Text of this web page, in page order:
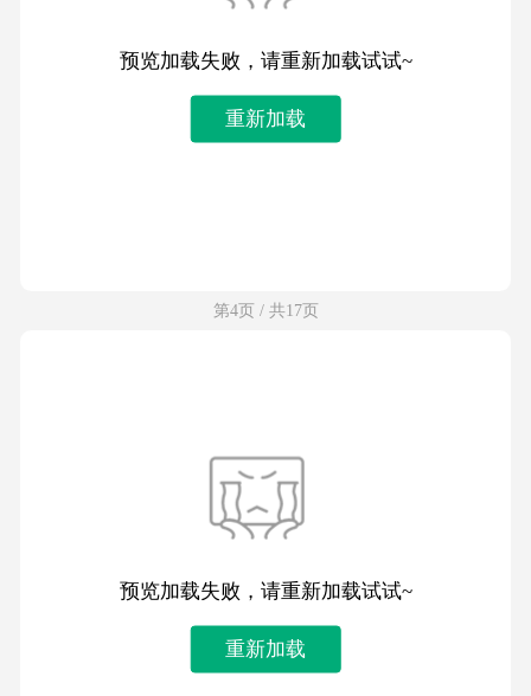
预览加载失败，请重新加载试试~
重新加载
第4页 / 共17页
预览加载失败，请重新加载试试~
重新加载